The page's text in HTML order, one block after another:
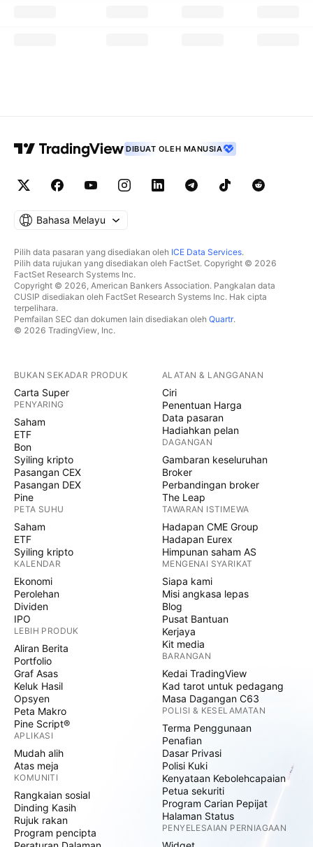
DIBUAT OLEH MANUSIA
Bahasa Melayu
Pilih data pasaran yang disediakan oleh ICE Data Services.
Pilih data rujukan yang disediakan oleh FactSet. Copyright © 2026
FactSet Research Systems Inc.
Copyright © 2026, American Bankers Association. Pangkalan data
CUSIP disediakan oleh FactSet Research Systems Inc. Hak cipta
terpelihara.
Pemfailan SEC dan dokumen lain disediakan oleh Quartr.
© 2026 TradingView, Inc.
BUKAN SEKADAR PRODUK
Carta Super
PENYARING
Saham
ETF
Bon
Syiling kripto
Pasangan CEX
Pasangan DEX
Pine
PETA SUHU
Saham
ETF
Syiling kripto
KALENDAR
Ekonomi
Perolehan
Dividen
IPO
LEBIH PRODUK
Aliran Berita
Portfolio
Graf Asas
Keluk Hasil
Opsyen
Peta Makro
Pine Script®
APLIKASI
Mudah alih
Atas meja
KOMUNITI
Rangkaian sosial
Dinding Kasih
Rujuk rakan
Program pencipta
ALATAN & LANGGANAN
Ciri
Penentuan Harga
Data pasaran
Hadiahkan pelan
DAGANGAN
Gambaran keseluruhan
Broker
Perbandingan broker
The Leap
TAWARAN ISTIMEWA
Hadapan CME Group
Hadapan Eurex
Himpunan saham AS
MENGENAI SYARIKAT
Siapa kami
Misi angkasa lepas
Blog
Pusat Bantuan
Kerjaya
Kit media
BARANGAN
Kedai TradingView
Kad tarot untuk pedagang
Masa Dagangan C63
POLISI & KESELAMATAN
Terma Penggunaan
Penafian
Dasar Privasi
Polisi Kuki
Kenyataan Kebolehcapaian
Petua sekuriti
Program Carian Pepijat
Halaman Status
PENYELESAIAN PERNIAGAAN